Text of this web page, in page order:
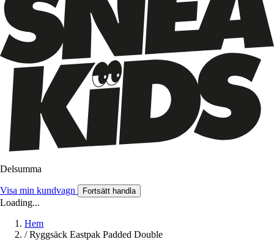
Delsumma
Visa min kundvagn Fortsätt handla
Loading...
Hem
/ Ryggsäck Eastpak Padded Double